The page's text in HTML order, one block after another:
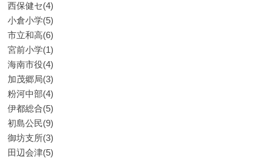
西保健セ(4)
小倉小学(5)
市立和高(6)
宮前小学(1)
海南市役(4)
加茂郷局(3)
粉河中部(4)
伊都総合(5)
初島公民(9)
御坊支所(3)
田辺会津(5)